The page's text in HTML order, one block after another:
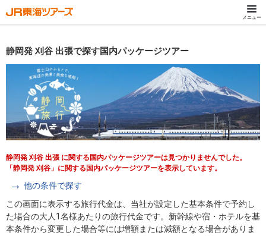
メニュー
静岡発 刈谷 出張で探す国内パッケージツアー
静岡発 刈谷 出張 に関する国内パッケージツアーは見つかりませんでした。
「静岡発 刈谷」に関する国内パッケージツアーを表示しています。
他の条件で探す
この画面に表示する旅行代金は、当社が設定した基本条件で予約し
た場合の大人1名様あたりの旅行代金です。新幹線や宿・ホテルを基
本条件から変更した場合等には増額または減額となる場合がありま